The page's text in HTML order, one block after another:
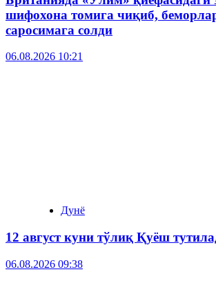
шифохона томига чиқиб,
саросимага солди
06.08.2026 10:21
Дунё
12 август куни тўлиқ Қуёш
06.08.2026 09:38